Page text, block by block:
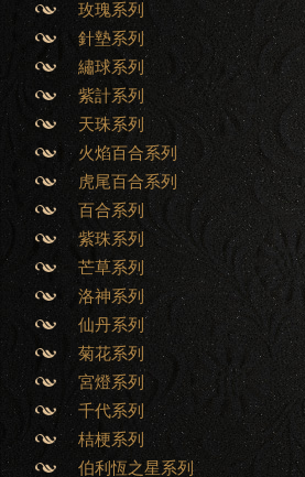
玫瑰系列
針墊系列
繡球系列
紫計系列
天珠系列
火焰百合系列
虎尾百合系列
百合系列
紫珠系列
芒草系列
洛神系列
仙丹系列
菊花系列
宮燈系列
千代系列
桔梗系列
伯利恆之星系列